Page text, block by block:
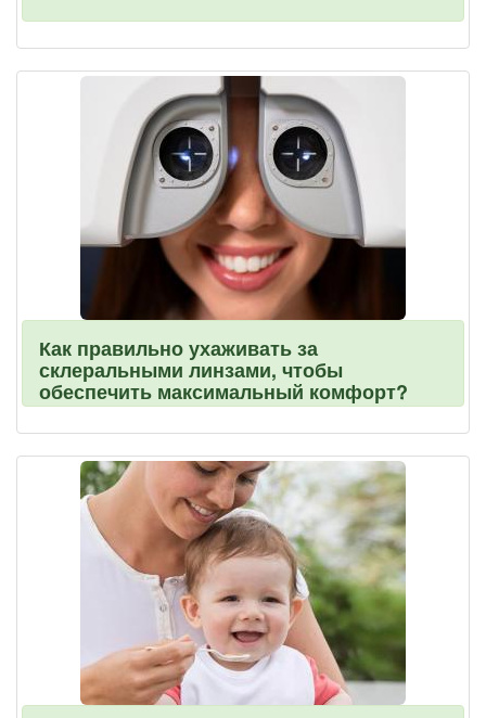
Как правильно ухаживать за
склеральными линзами, чтобы
обеспечить максимальный комфорт?